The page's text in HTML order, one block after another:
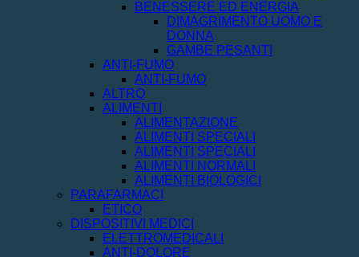
BENESSERE ED ENERGIA
DIMAGRIMENTO UOMO E
DONNA
GAMBE PESANTI
ANTI-FUMO
ANTI-FUMO
ALTRO
ALIMENTI
ALIMENTAZIONE
ALIMENTI SPECIALI
ALIMENTI SPECIALI
ALIMENTI NORMALI
ALIMENTI BIOLOGICI
PARAFARMACI
ETICO
DISPOSITIVI MEDICI
ELETTROMEDICALI
ANTI-DOLORE